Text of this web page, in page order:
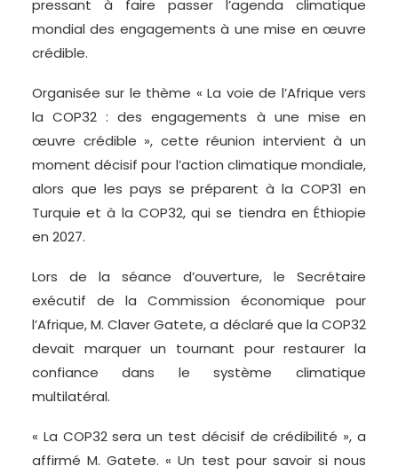
pressant à faire passer l’agenda climatique
mondial des engagements à une mise en œuvre
crédible.
Organisée sur le thème « La voie de l’Afrique vers
la COP32 : des engagements à une mise en
œuvre crédible », cette réunion intervient à un
moment décisif pour l’action climatique mondiale,
alors que les pays se préparent à la COP31 en
Turquie et à la COP32, qui se tiendra en Éthiopie
en 2027.
Lors de la séance d’ouverture, le Secrétaire
exécutif de la Commission économique pour
l’Afrique, M. Claver Gatete, a déclaré que la COP32
devait marquer un tournant pour restaurer la
confiance dans le système climatique
multilatéral.
« La COP32 sera un test décisif de crédibilité », a
affirmé M. Gatete. « Un test pour savoir si nous